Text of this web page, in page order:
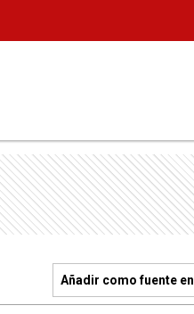
Añadir como fuente en